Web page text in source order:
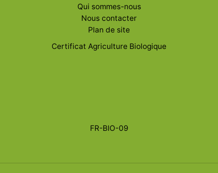
Qui sommes-nous
Nous contacter
Plan de site
Certificat Agriculture Biologique
FR-BIO-09